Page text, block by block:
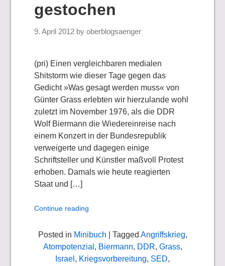
gestochen
9. April 2012 byoberblogsaenger
(pri) Einen vergleichbaren medialen
Shitstorm wie dieser Tage gegen das
Gedicht »Was gesagt werden muss« von
Günter Grass erlebten wir hierzulande wohl
zuletzt im November 1976, als die DDR
Wolf Biermann die Wiedereinreise nach
einem Konzert in der Bundesrepublik
verweigerte und dagegen einige
Schriftsteller und Künstler maßvoll Protest
erhoben. Damals wie heute reagierten
Staat und […]
Continue reading
Posted in Minibuch | Tagged Angriffskrieg,
Atompotenzial , Biermann, DDR, Grass,
Israel , Kriegsvorbereitung, SED,